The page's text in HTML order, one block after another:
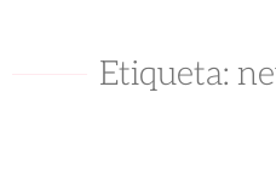
Etiqueta: